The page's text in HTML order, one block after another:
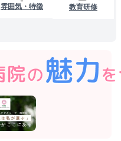
雰囲気・特徴 教育研修